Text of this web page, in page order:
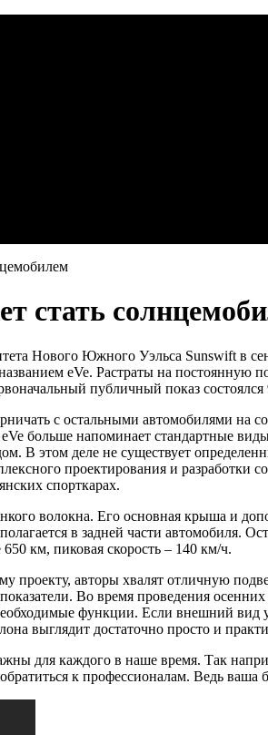
стать
Нового Южного Уэльса Sunswift в
eVe. Растраты на постоянную
публичный показ состоялся
с остальными автомобилями на
напоминает стандартные виды
В этом деле не существует
проектирования и разработки
спорткарах.
волокна. Его основная крыша и
в задней части автомобиля.
км, пиковая скорость – 140 км/ч.
авторы хвалят отличную
Во время проведения
функции. Если внешний вид
выглядит достаточно просто и
для каждого в наше время. Так
к профессионалам. Ведь ваша